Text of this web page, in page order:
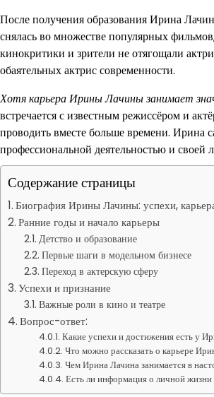
После получения образования Ирина
снялась во множестве популярных
кинокритики и зрители не отягощали
обаятельных актрис современности.
Хотя карьера Ирины Лачины занимает
встречается с известным режиссёром и
проводить вместе больше времени. Ирина
профессиональной деятельностью и своей
Содержание страницы
Биография Ирины Лачины: успехи,
Ранние годы и начало карьеры
Детство и образование
Первые шаги в модельном бизнесе
Переход в актерскую сферу
Успехи и признание
Важные роли в кино и театре
Вопрос-ответ:
Какие успехи и достижения есть у
Что можно рассказать о карьере
Чем Ирина Лачина занимается в
Есть ли информация о личной